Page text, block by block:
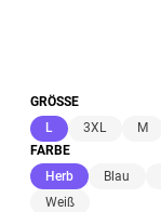
GRÖSSE
L (ausgewählt)
3XL M
FARBE
Herb(ausgewählt)
Blau
Weiß